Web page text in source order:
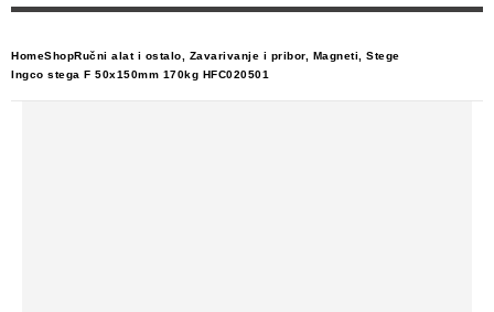
HomeShopRučni alat i ostalo Zavarivanje i pribor, Magneti
Stege
Ingco stega F 50x150mm 170kg HFC020501